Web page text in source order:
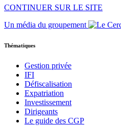
CONTINUER SUR LE SITE
Un média du groupement
Thématiques
Gestion privée
IFI
Défiscalisation
Expatriation
Investissement
Dirigeants
Le guide des CGP